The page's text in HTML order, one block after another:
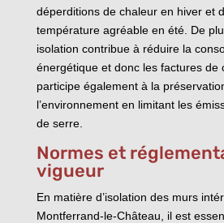
déperditions de chaleur en hiver et
température agréable en été. De
isolation contribue à réduire la
énergétique et donc les factures de
participe également à la
l’environnement en limitant les
de serre.
Normes et
vigueur
En matière d’isolation des murs
Montferrand-le-Château, il est